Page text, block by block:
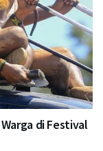
di Festival